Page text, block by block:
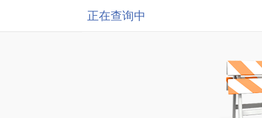
正在查询中